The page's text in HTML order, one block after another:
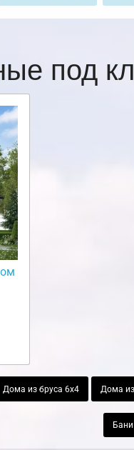
под
Дома из бруса 6х4 Дома